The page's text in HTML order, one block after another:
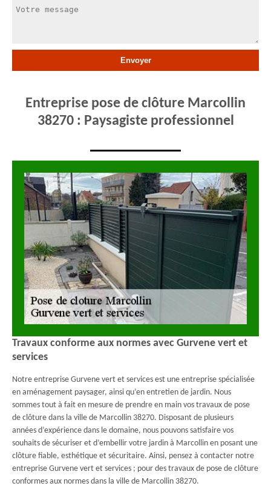
Entreprise pose de clôture Marcollin
38270 : Paysagiste professionnel
Travaux conforme aux normes avec Gurvene vert et
services
Notre entreprise Gurvene vert et services est une entreprise spécialisée
en aménagement paysager, ainsi qu’en entretien de jardin. Nous
sommes tout à fait en mesure de prendre en main vos travaux de pose
de clôture dans la ville de Marcollin 38270. Disposant de plusieurs
années d’expérience dans le domaine, nous pouvons satisfaire vos
souhaits de sécuriser et d’embellir votre jardin à Marcollin en posant une
clôture fiable, esthétique et sécuritaire. Ainsi, pensez à contacter notre
entreprise Gurvene vert et services ; pour des travaux de pose de clôture
conformes aux normes dans la ville de Marcollin 38270.